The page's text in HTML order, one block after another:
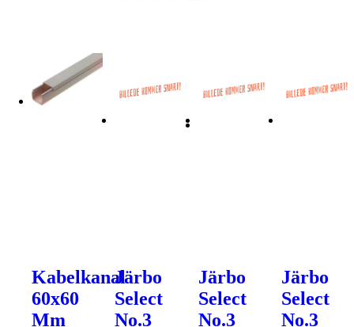
Kabelkanal
60x60
Mm
Järbo
Select
No.3
Järbo
Select
No.3
Järbo
Select
No.3